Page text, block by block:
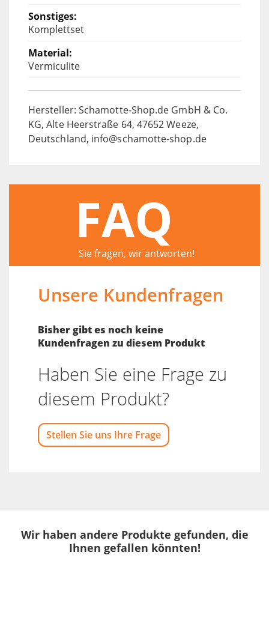
Komplettset
Vermiculite
Hersteller: Schamotte-Shop.de GmbH & Co.
KG, Alte Heerstraße 64, 47652 Weeze,
Deutschland, info@schamotte-shop.de
FAQ
Sie fragen, wir antworten!
Unsere Kundenfragen
Bisher gibt es noch keine
Kundenfragen zu diesem Produkt
Haben Sie eine Frage zu
diesem Produkt?
Stellen Sie uns Ihre Frage
Wir haben andere Produkte gefunden, die
Ihnen gefallen könnten!